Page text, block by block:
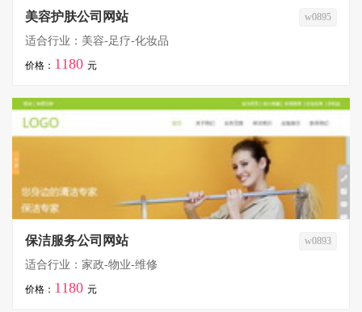
美容护肤公司网站 w0895
适合行业：美容-足疗-化妆品
价格： 1180 元
保洁服务公司网站 w0893
适合行业：家政-物业-维修
价格： 1180 元